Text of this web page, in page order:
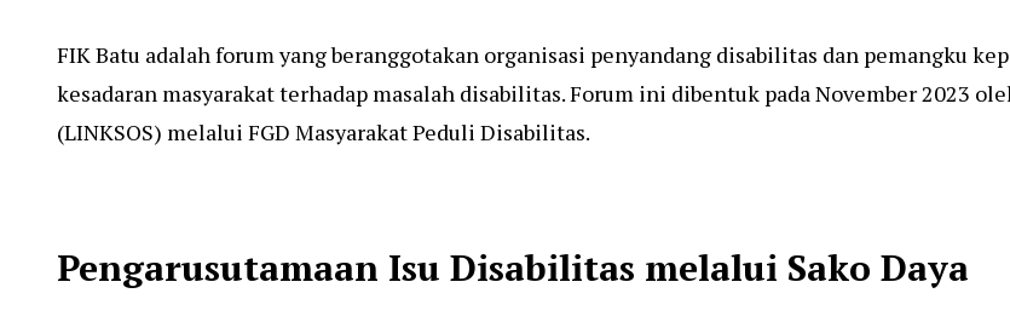
FIK Batu adalah forum yang beranggotakan organisasi penyandang disabilitas dan pemangku
kesadaran masyarakat terhadap masalah disabilitas. Forum ini dibentuk pada November 2023
(LINKSOS) melalui FGD Masyarakat Peduli Disabilitas.
Pengarusutamaan Isu Disabilitas melalui Sako Daya